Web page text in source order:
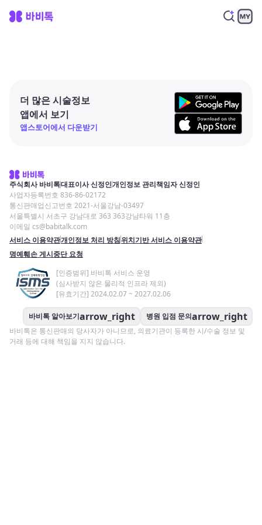
더 많은 시술정보
앱에서 보기
앱스토어에서 다운받기
주식회사 바비톡대표이사 신정인개인정보 관리책임자 신정인
사업자등록번호 836-86-02172
통신판매업신고번호 2021-서울강남-03497
서울특별시 서초구 강남대로 363 363강남타워 11층
이메일 cs@babitalk.com
서비스 이용약관개인정보 처리 방침위치기반 서비스 이용약관
명예훼손 게시중단 요청
[인증범위] 바비톡 서비스 운영
(심사받지 않은 물리적 인프라 제외)
[유효기간] 2024.02.07 ~ 2027.02.06
바비톡 알아보기arrow_right 병원 입점 문의arrow_right
바비톡은 통신판매의 당사자가 아니므로, 의료기관이 등록한 시/수술 정보 및
거래 등에 대해 책임을 지지 않습니다.